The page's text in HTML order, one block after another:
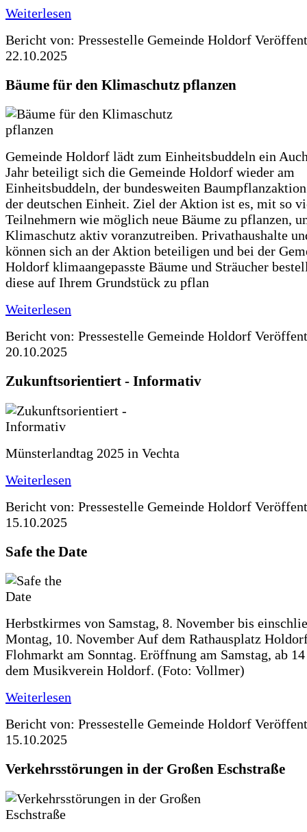
Weiterlesen
Bericht von: Pressestelle Gemeinde Holdorf
22.10.2025
Bäume für den Klimaschutz pflanzen
Gemeinde Holdorf lädt zum Einheitsbuddeln ein
Jahr beteiligt sich die Gemeinde Holdorf wieder am
Einheitsbuddeln, der bundesweiten
der deutschen Einheit. Ziel der Aktion ist es, mit so
Teilnehmern wie möglich neue Bäume zu pflanzen,
Klimaschutz aktiv voranzutreiben. Privathaushalte
können sich an der Aktion beteiligen und bei der
Holdorf klimaangepasste Bäume und Sträucher
diese auf Ihrem Grundstück zu pflan
Weiterlesen
Bericht von: Pressestelle Gemeinde Holdorf
20.10.2025
Zukunftsorientiert - Informativ
Münsterlandtag 2025 in Vechta
Weiterlesen
Bericht von: Pressestelle Gemeinde Holdorf
15.10.2025
Safe the Date
Herbstkirmes von Samstag, 8. November bis
Montag, 10. November Auf dem Rathausplatz
Flohmarkt am Sonntag. Eröffnung am Samstag, ab
dem Musikverein Holdorf. (Foto: Vollmer)
Weiterlesen
Bericht von: Pressestelle Gemeinde Holdorf
15.10.2025
Verkehrsstörungen in der Großen Eschstraße